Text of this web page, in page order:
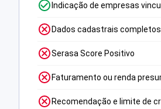
Indicação de empresas
Dados cadastrais completos
Serasa Score Positivo
Faturamento ou renda
Recomendação e limite de